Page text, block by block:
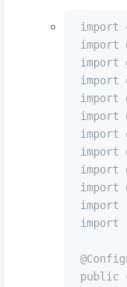
import
import
import
import
import
import
import
import
import
import
import
import
public